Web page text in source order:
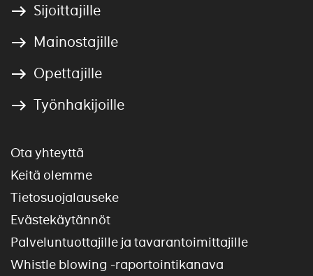
Sijoittajille
Mainostajille
Opettajille
Työnhakijoille
Ota yhteyttä
Keitä olemme
Tietosuojalauseke
Evästekäytännöt
Palveluntuottajille ja tavarantoimittajille
Whistle blowing -raportointikanava